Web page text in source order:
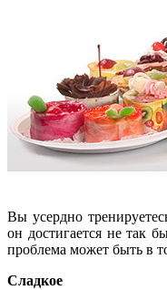
Вы усердно
он достигается не так
проблема может быть в
Сладкое